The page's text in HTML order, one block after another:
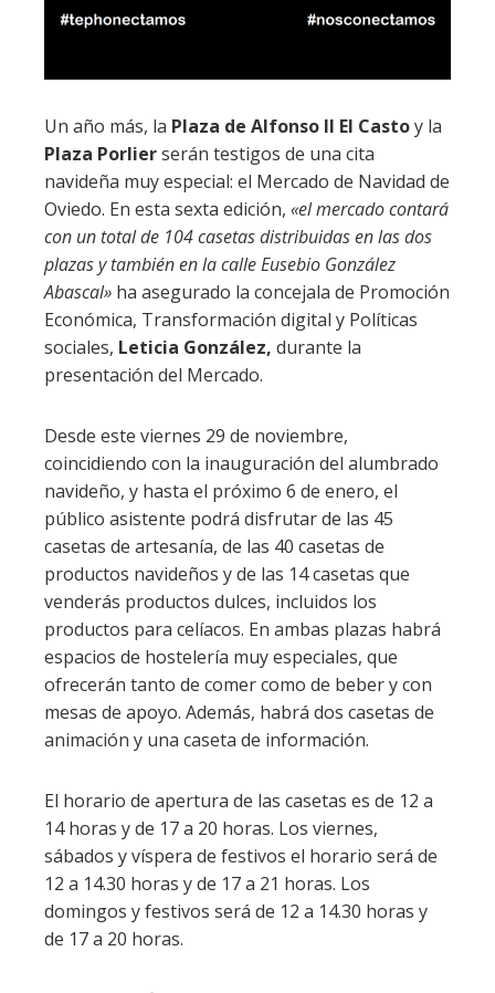
Un año más, la Plaza de Alfonso II El Castoy la
Plaza Porlierserán testigos de una cita
navideña muy especial: el Mercado de Navidad de
Oviedo. En esta sexta edición, «el mercado contará
con un total de 104 casetas distribuidas en las dos
plazas y también en la calle Eusebio González
Abascal» ha asegurado la concejala de Promoción
Económica, Transformación digital y Políticas
sociales, Leticia González, durante la
presentación del Mercado.
Desde este viernes 29 de noviembre,
coincidiendo con la inauguración del alumbrado
navideño, y hasta el próximo 6 de enero, el
público asistente podrá disfrutar de las 45
casetas de artesanía, de las 40 casetas de
productos navideños y de las 14 casetas que
venderás productos dulces, incluidos los
productos para celíacos. En ambas plazas habrá
espacios de hostelería muy especiales, que
ofrecerán tanto de comer como de beber y con
mesas de apoyo. Además, habrá dos casetas de
animación y una caseta de información.
El horario de apertura de las casetas es de 12 a
14 horas y de 17 a 20 horas. Los viernes,
sábados y víspera de festivos el horario será de
12 a 14.30 horas y de 17 a 21 horas. Los
domingos y festivos será de 12 a 14.30 horas y
de 17 a 20 horas.